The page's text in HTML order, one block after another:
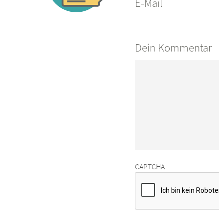
Dein Kommentar
CAPTCHA